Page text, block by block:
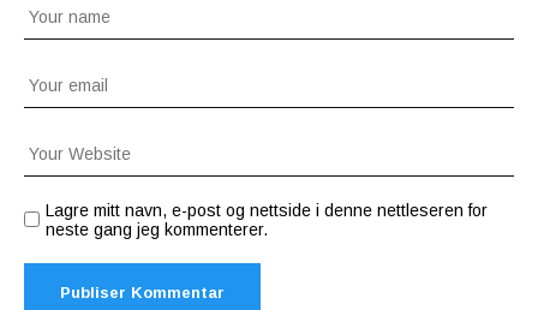
Lagre mitt navn, e-post og nettside i denne nettleseren for
neste gang jeg kommenterer.